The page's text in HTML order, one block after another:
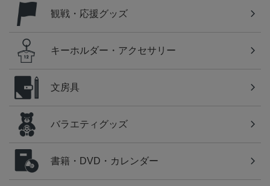
観戦・応援グッズ
キーホルダー・アクセサリー
文房具
バラエティグッズ
書籍・DVD・カレンダー